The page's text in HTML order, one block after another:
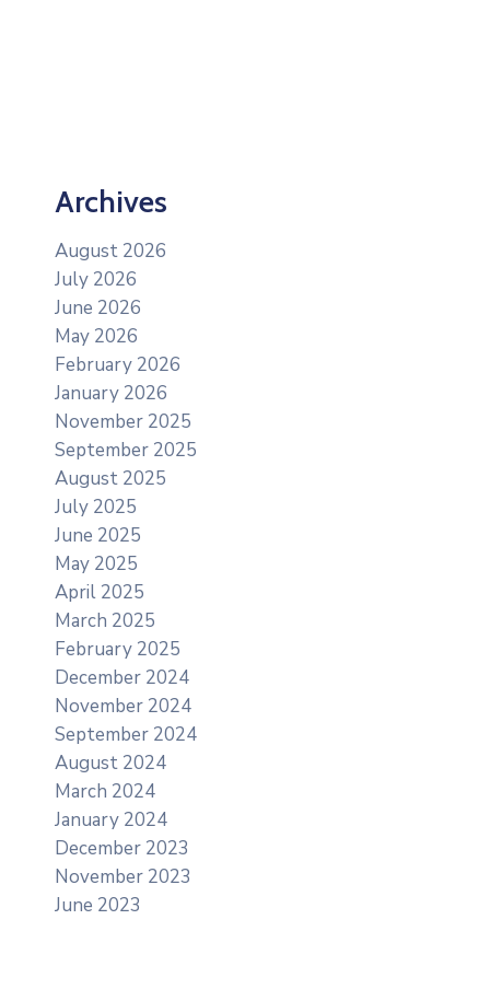
Archives
August 2026
July 2026
June 2026
May 2026
February 2026
January 2026
November 2025
September 2025
August 2025
July 2025
June 2025
May 2025
April 2025
March 2025
February 2025
December 2024
November 2024
September 2024
August 2024
March 2024
January 2024
December 2023
November 2023
June 2023